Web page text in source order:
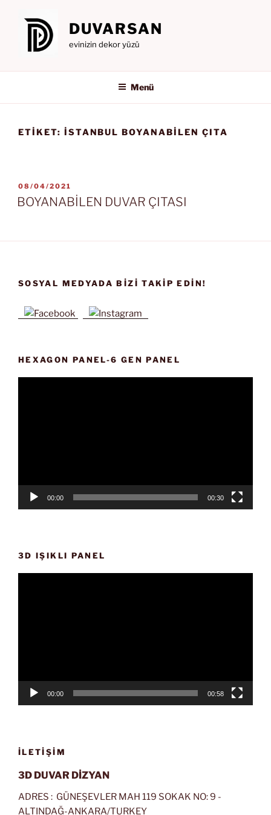
DUVARSAN
evinizin dekor yüzü
Menü
ETIKET: ISTANBUL BOYANABILEN ÇITA
YAYIM
TARIHI
08/04/2021
BOYANABİLEN DUVAR ÇITASI
SOSYAL MEDYADA BIZI TAKIP EDIN!
HEXAGON PANEL-6 GEN PANEL
00:00 00:30
3D IŞIKLI PANEL
00:00 00:58
İLETIŞIM
3D DUVAR DİZYAN
ADRES : GÜNEŞEVLER MAH 119 SOKAK NO: 9 -
ALTINDAĞ-ANKARA/TURKEY